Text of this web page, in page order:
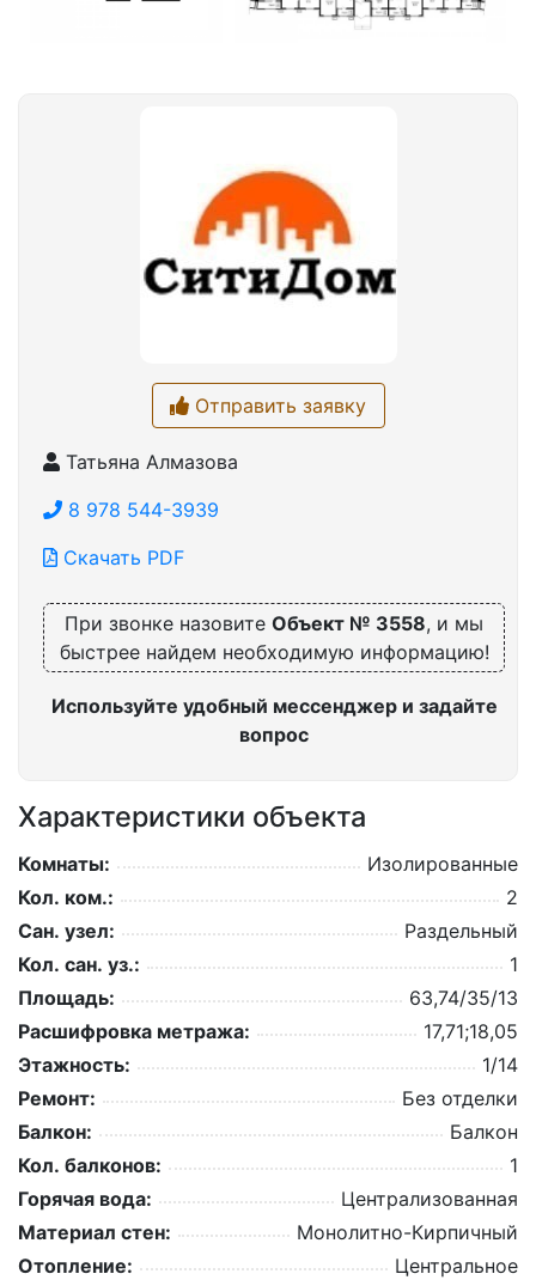
Отправить заявку
Татьяна Алмазова
8 978 544-3939
Скачать PDF
При звонке назовите Объект № 3558, и мы
быстрее найдем необходимую информацию!
Используйте удобный мессенджер и задайте
вопрос
Характеристики объекта
Комнаты:
Изолированные
Кол. ком.:
2
Сан. узел:
Раздельный
Кол. сан. уз.:
1
Площадь:
63,74/35/13
Расшифровка метража:
17,71;18,05
Этажность:
1/14
Ремонт:
Без отделки
Балкон:
Балкон
Кол. балконов:
1
Горячая вода:
Централизованная
Материал стен:
Монолитно-Кирпичный
Отопление:
Центральное